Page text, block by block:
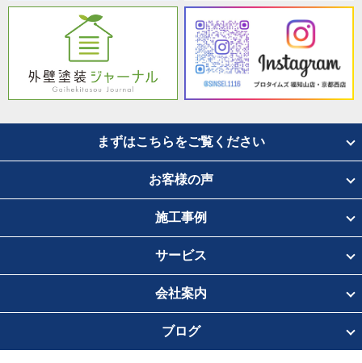
まずはこちらをご覧ください
お客様の声
施工事例
サービス
会社案内
ブログ